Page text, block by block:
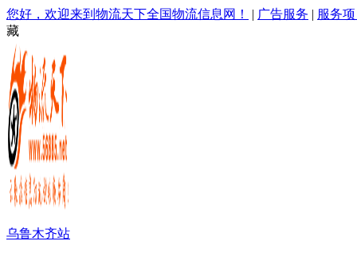
您好，欢迎来到物流天下全国物流信息网！ | 广告服务 | 服务
藏
乌鲁木齐站